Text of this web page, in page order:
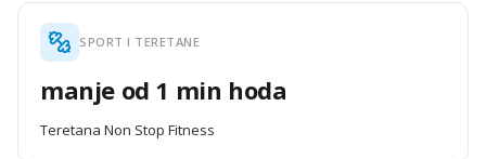
SPORT I TERETANE
manje od 1 min hoda
Teretana Non Stop Fitness